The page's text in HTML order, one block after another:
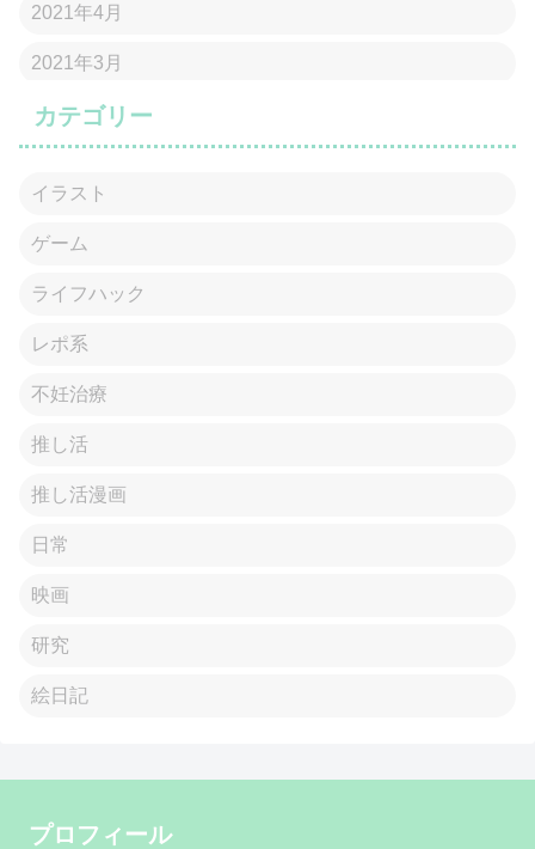
2021年4月
2021年3月
カテゴリー
イラスト
ゲーム
ライフハック
レポ系
不妊治療
推し活
推し活漫画
日常
映画
研究
絵日記
プロフィール